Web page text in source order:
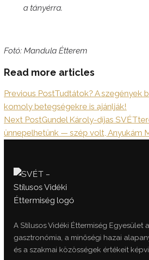
a tányérra.
Fotó: Mandula Étterem
Read more articles
Previous PostTudtátok? A szegények
komoly betegségekre is ajánlják!
Next PostGundel Károly-díjas
ünnepelhetünk — szép volt, Anyukám
A Stílusos Vidéki Éttermiség Egyesület
gasztronómia, a minőségi hazai
és a szakmai közösségek értékeit